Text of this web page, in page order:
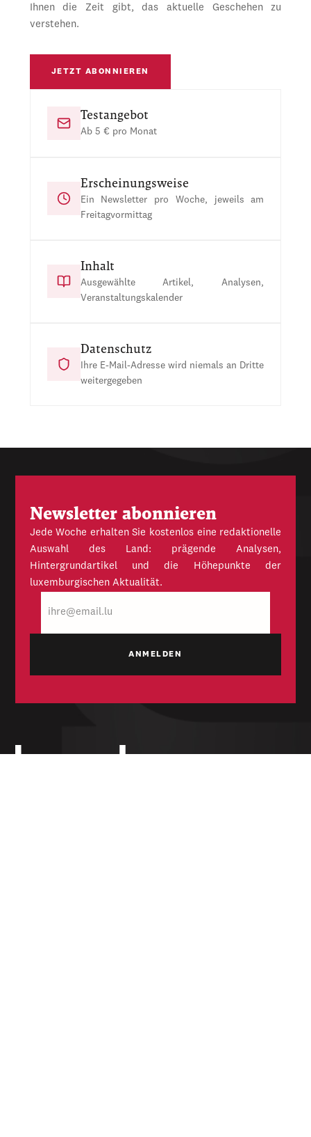
Ihnen die Zeit gibt, das aktuelle Geschehen zu
verstehen.
JETZT ABONNIEREN
Testangebot
Ab 5 € pro Monat
Erscheinungsweise
Ein Newsletter pro Woche, jeweils am
Freitagvormittag
Inhalt
Ausgewählte Artikel, Analysen,
Veranstaltungskalender
Datenschutz
Ihre E-Mail-Adresse wird niemals an Dritte
weitergegeben
Newsletter abonnieren
Jede Woche erhalten Sie kostenlos eine redaktionelle
Auswahl des Land: prägende Analysen,
Hintergrundartikel und die Höhepunkte der
luxemburgischen Aktualität.
Mail